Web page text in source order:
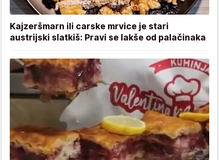
Kajzeršmarn ili carske mrvice je stari
austrijski slatkiš: Pravi se lakše od palačinaka